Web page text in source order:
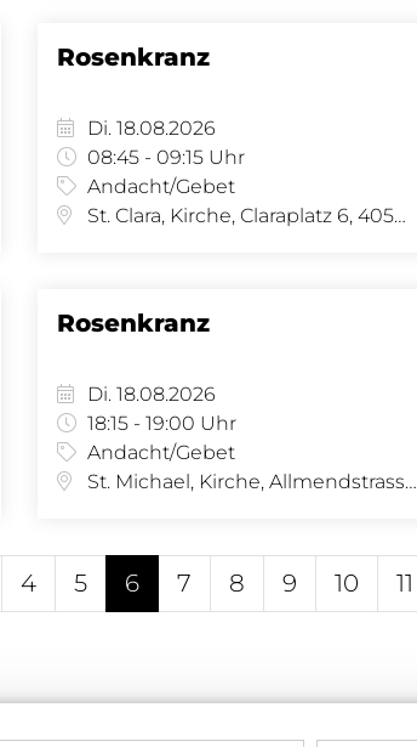
Rosenkranz
Di. 18.08.2026
08:45 - 09:15 Uhr
Andacht/Gebet
St. Clara, Kirche, Claraplatz 6, 4058 Basel
Rosenkranz
Di. 18.08.2026
18:15 - 19:00 Uhr
Andacht/Gebet
St. Michael, Kirche, Allmendstrasse 34, 4058 Basel
4 5 6 7 8 9 10 11